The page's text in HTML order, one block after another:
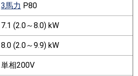
3馬力 P80
7.1 (2.0～8.0) kW
8.0 (2.0～9.9) kW
単相200V